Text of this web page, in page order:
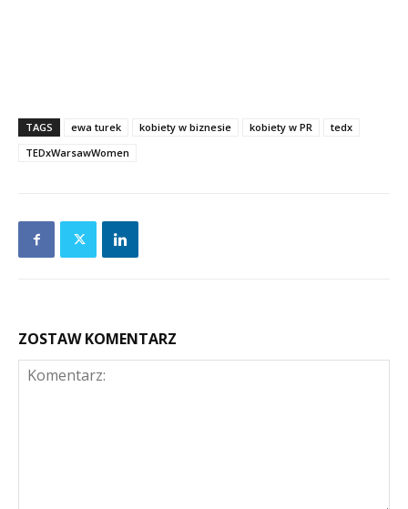
TAGS ewa turek kobiety w biznesie kobiety w PR
tedx
TEDxWarsawWomen
ZOSTAW KOMENTARZ